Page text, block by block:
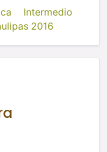
Intermedio
2016